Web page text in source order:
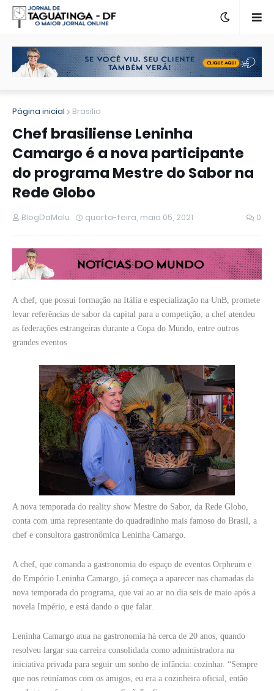
Página inicial Brasilia
Chef brasiliense Leninha
Camargo é a nova participante
do programa Mestre do Sabor na
Rede Globo
BlogDaMalu quarta-feira, maio 05, 2021 0
A chef, que possui formação na Itália e especialização na UnB, promete
levar referências de sabor da capital para a competição; a chef atendeu
as federações estrangeiras durante a Copa do Mundo, entre outros
grandes eventos
A nova temporada do reality show Mestre do Sabor, da Rede Globo,
conta com uma representante do quadradinho mais famoso do Brasil, a
chef e consultora gastronômica Leninha Camargo.
A chef, que comanda a gastronomia do espaço de eventos Orpheum e
do Empório Leninha Camargo, já começa a aparecer nas chamadas da
nova temporada do programa, que vai ao ar no dia seis de maio após a
novela Império, e está dando o que falar.
Leninha Camargo atua na gastronomia há cerca de 20 anos, quando
resolveu largar sua carreira consolidada como administradora na
iniciativa privada para seguir um sonho de infância: cozinhar. “Sempre
que nos reuníamos com os amigos, eu era a cozinheira oficial, então